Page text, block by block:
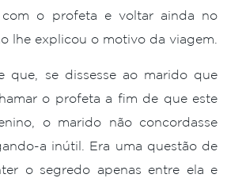
com o profeta e voltar ainda no
lhe explicou o motivo da viagem.
que, se dissesse ao marido que
o profeta a fim de que este
o marido não concordasse
a inútil. Era uma questão de
o segredo apenas entre ela e